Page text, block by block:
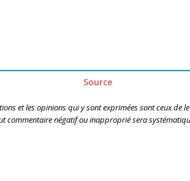
Source
et les opinions qui y sont exprimées sont ceux de
commentaire négatif ou inapproprié sera